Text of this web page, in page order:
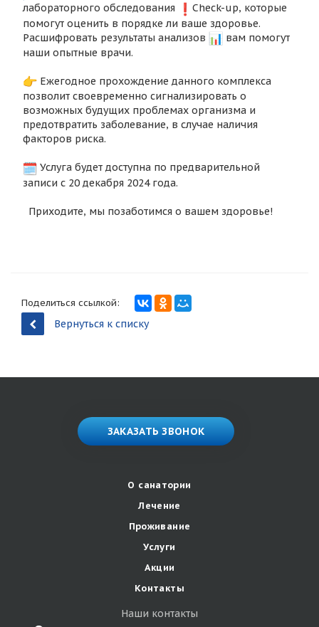
лабораторного обследования
Check-up, которые
помогут оценить в порядке ли ваше здоровье.
Расшифровать результаты анализов
вам помогут
наши опытные врачи.
Ежегодное прохождение данного комплекса
позволит своевременно сигнализировать о
возможных будущих проблемах организма и
предотвратить заболевание, в случае наличия
факторов риска.
Услуга будет доступна по предварительной
записи с 20 декабря 2024 года.
Приходите, мы позаботимся о вашем здоровье!
Поделиться ссылкой:
Вернуться к списку
ЗАКАЗАТЬ ЗВОНОК
О санатории
Лечение
Проживание
Услуги
Акции
Контакты
Наши контакты